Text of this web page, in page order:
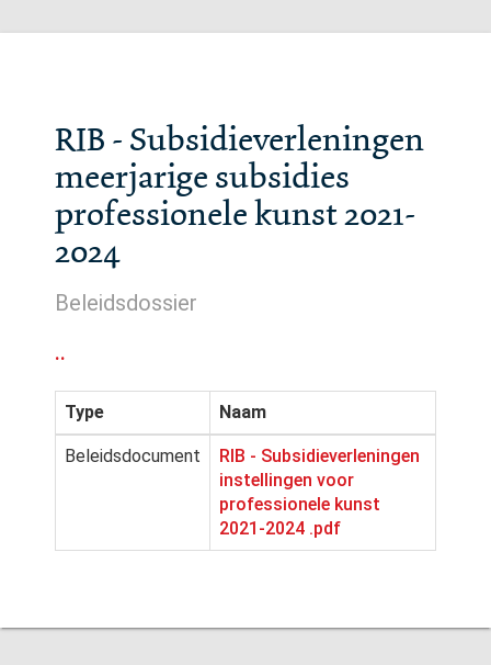
RIB - Subsidieverleningen
meerjarige subsidies
professionele kunst 2021-
2024
Beleidsdossier
..
Type Naam
Beleidsdocument
RIB - Subsidieverleningen
instellingen voor
professionele kunst
2021-2024 .pdf